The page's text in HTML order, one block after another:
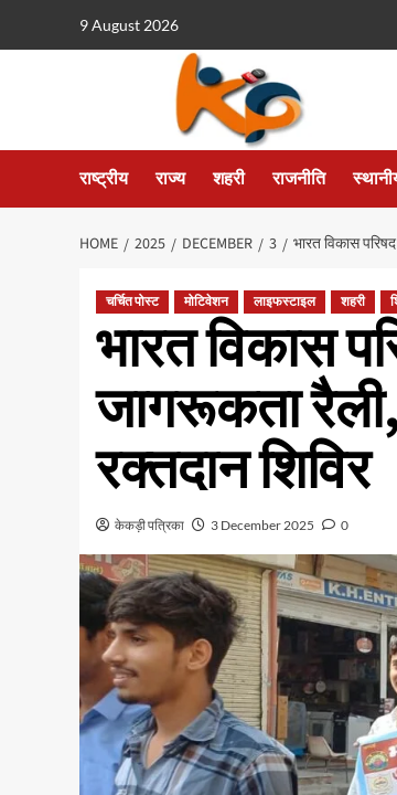
9 August 2026
राष्ट्रीय राज्य शहरी राजनीति
HOME 2025 DECEMBER 3 भारत विकास
चर्चित पोस्ट मोटिवेशन लाइफस्टाइल शहरी
भारत विकास
जागरूकता
रक्तदान शिविर
केकड़ी पत्रिका 3 December 2025 0